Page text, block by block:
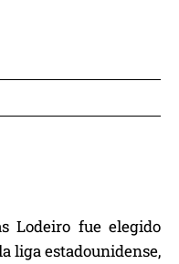
Lodeiro fue elegido
liga estadounidense,